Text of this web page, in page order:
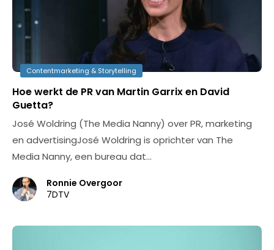
Contentmarketing & Storytelling
Hoe werkt de PR van Martin Garrix en David
Guetta?
José Woldring (The Media Nanny) over PR, marketing
en advertisingJosé Woldring is oprichter van The
Media Nanny, een bureau dat…
Ronnie Overgoor
7DTV